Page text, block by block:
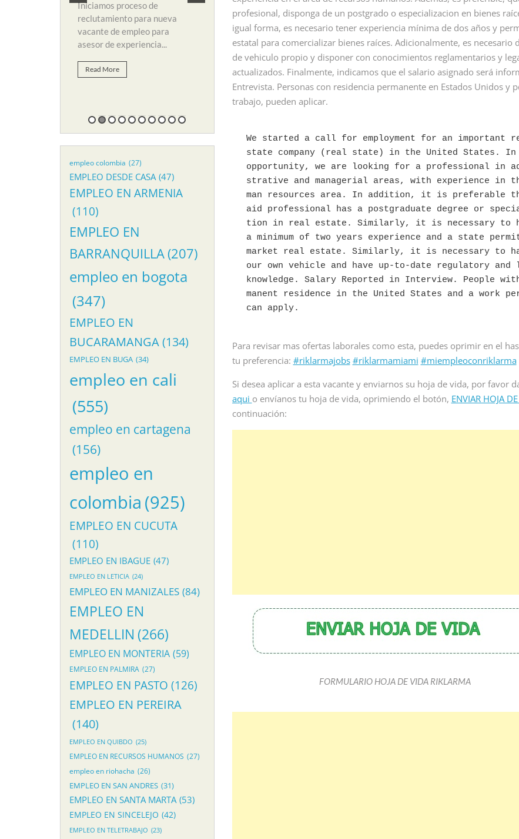
profesional, disponga de un postgrado o especializacion en bienes
igual forma, es necesario tener experiencia mínima de dos años y
estatal para comercializar bienes raíces. Adicionalmente, es necesario
de vehiculo propio y disponer con conocimientos reglamentarios y
actualizados. Finalmente, indicamos que el salario asignado será
Entrevista. Personas con residencia permanente en Estados Unidos y
trabajo, pueden aplicar.
We started a call for employment for an important
state company (real state) in the United States.
opportunity, we are looking for a professional in
strative and managerial areas, with experience in
man resources area. In addition, it is preferable
aid professional has a postgraduate degree or
tion in real estate. Similarly, it is necessary to
a minimum of two years experience and a state
market real estate. Similarly, it is necessary to
our own vehicle and have up-to-date regulatory and
knowledge. Salary Reported in Interview. People
manent residence in the United States and a work
Para revisar mas ofertas laborales como esta, puedes oprimir en el
tu preferencia: #riklarmajobs #riklarmamiami #miempleoconriklarma
Si desea aplicar a esta vacante y enviarnos su hoja de vida, por favor
aqui o envíanos tu hoja de vida, oprimiendo el botón, ENVIAR HOJA
continuación:
FORMULARIO HOJA DE VIDA RIKLARMA
Iniciamos proceso de
reclutamiento para nueva
vacante de empleo para
asesor de experiencia...
Read More
suplir vacante de empleo...
Read More
empresa multinacional de
servicios...
inicia
para
en
Read
empleo colombia (27)
EMPLEO DESDE CASA (47)
EMPLEO EN ARMENIA
(110)
EMPLEO EN
BARRANQUILLA(207)
empleo en bogota
(347)
EMPLEO EN
BUCARAMANGA(134)
EMPLEO EN BUGA (34)
empleo en cali
(555)
empleo en cartagena
(156)
empleo en
colombia (925)
EMPLEO EN CUCUTA
(110)
EMPLEO EN IBAGUE (47)
EMPLEO EN LETICIA (24)
EMPLEO EN MANIZALES (84)
EMPLEO EN
MEDELLIN (266)
EMPLEO EN MONTERIA (59)
EMPLEO EN PALMIRA (27)
EMPLEO EN PASTO (126)
EMPLEO EN PEREIRA
(140)
EMPLEO EN QUIBDO (25)
EMPLEO EN RECURSOS HUMANOS (27)
empleo en riohacha (26)
EMPLEO EN SAN ANDRES (31)
EMPLEO EN SANTA MARTA (53)
EMPLEO EN SINCELEJO (42)
EMPLEO EN TELETRABAJO (23)